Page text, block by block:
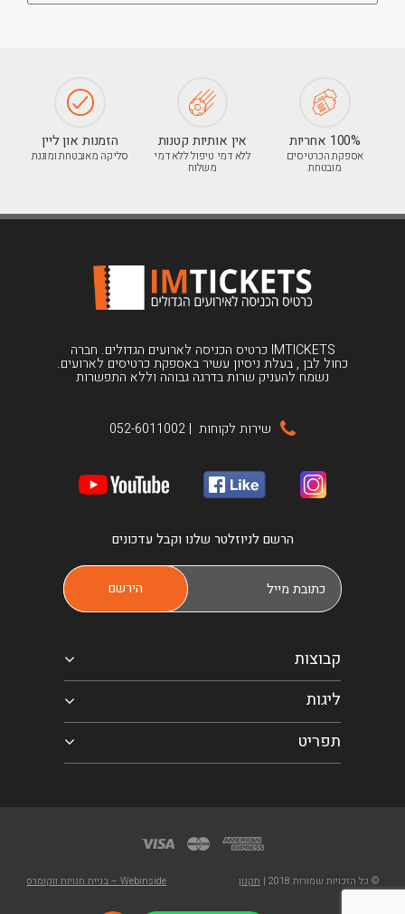
100% אחריות
אספקת הכרטיסים
מובטחת
אין אותיות קטנות
ללא דמי טיפול ללא דמי
משלוח
הזמנות און ליין
סליקה מאובטחת ומוגנת
IMTICKETS כרטיס הכניסה לארועים הגדולים. חברה
כחול לבן , בעלת ניסיון עשיר באספקת כרטיסים לארועים.
נשמח להעניק שרות בדרגה גבוהה וללא התפשרות
שירות לקוחות |
052-6011002
הרשם לניוזלטר שלנו וקבל עדכונים
קבוצות
ליגות
תפריט
© כל הזכויות שמורות 2018 | תקנון Webinside – בניית חנויות ווקומרס